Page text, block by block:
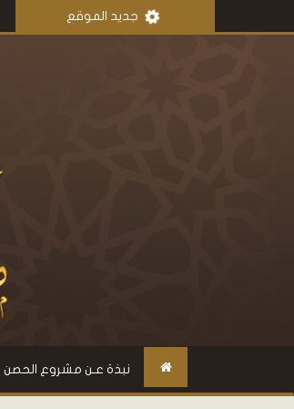
جديد الموقع
نبذة عـن مشروع الحصن